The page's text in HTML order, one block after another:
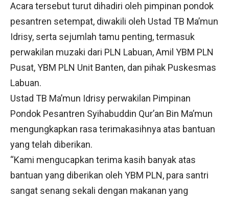
Acara tersebut turut dihadiri oleh pimpinan pondok
pesantren setempat, diwakili oleh Ustad TB Ma’mun
Idrisy, serta sejumlah tamu penting, termasuk
perwakilan muzaki dari PLN Labuan, Amil YBM PLN
Pusat, YBM PLN Unit Banten, dan pihak Puskesmas
Labuan.
Ustad TB Ma’mun Idrisy perwakilan Pimpinan
Pondok Pesantren Syihabuddin Qur’an Bin Ma’mun
mengungkapkan rasa terimakasihnya atas bantuan
yang telah diberikan.
“Kami mengucapkan terima kasih banyak atas
bantuan yang diberikan oleh YBM PLN, para santri
sangat senang sekali dengan makanan yang